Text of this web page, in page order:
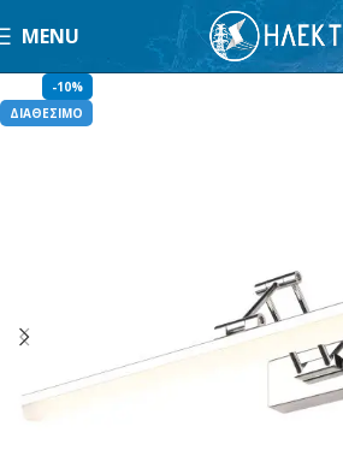
MENU
-10%
ΔΙΑΘΕΣΙΜΟ